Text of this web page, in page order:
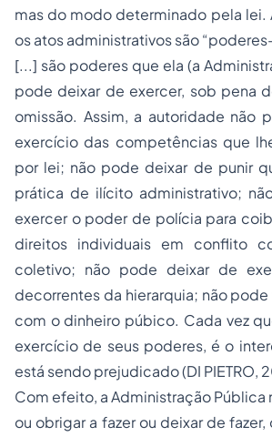
mas do modo determinado pela lei.
os atos administrativos são
[...] são poderes que ela (a
pode deixar de exercer, sob pena
omissão. Assim, a autoridade não
exercício das competências que
por lei; não pode deixar de punir
prática de ilícito administrativo;
exercer o poder de polícia para
direitos individuais em conflito
coletivo; não pode deixar de
decorrentes da hierarquia; não
com o dinheiro púbico. Cada vez
exercício de seus poderes, é o
está sendo prejudicado (DI PIETRO,
Com efeito, a Administração Pública
ou obrigar a fazer ou deixar de